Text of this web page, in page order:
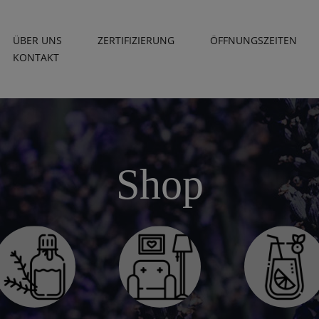
ÜBER UNS ZERTIFIZIERUNG
ÖFFNUNGSZEITEN
KONTAKT
Shop